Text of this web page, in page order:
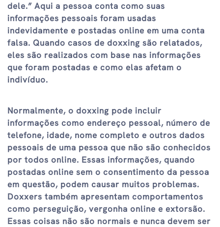
dele.” Aqui a pessoa conta como suas
informações pessoais foram usadas
indevidamente e postadas online em uma conta
falsa. Quando casos de doxxing são relatados,
eles são realizados com base nas informações
que foram postadas e como elas afetam o
indivíduo.
Normalmente, o doxxing pode incluir
informações como endereço pessoal, número de
telefone, idade, nome completo e outros dados
pessoais de uma pessoa que não são conhecidos
por todos online. Essas informações, quando
postadas online sem o consentimento da pessoa
em questão, podem causar muitos problemas.
Doxxers também apresentam comportamentos
como perseguição, vergonha online e extorsão.
Essas coisas não são normais e nunca devem ser